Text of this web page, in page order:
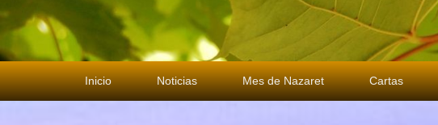
Menú
principal
Inicio Noticias Mes de Nazaret Cartas